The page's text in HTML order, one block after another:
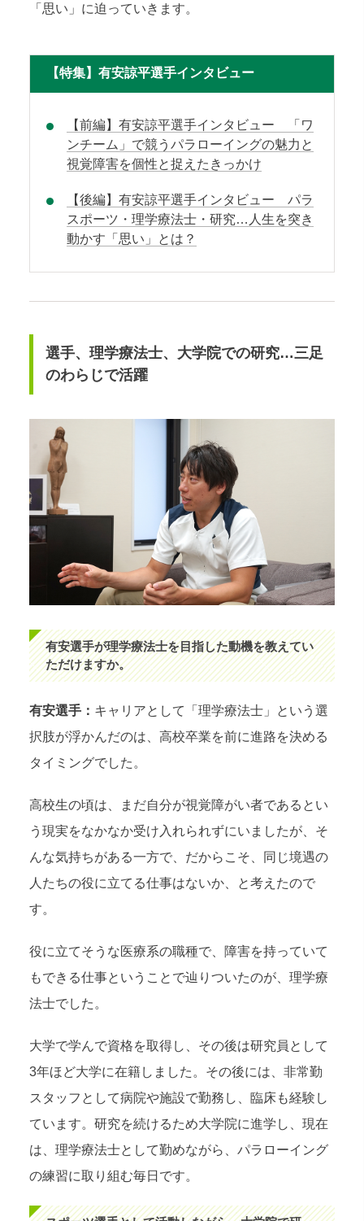
「思い」に迫っていきます。
【特集】有安諒平選手インタビュー
【前編】有安諒平選手インタビュー 「ワ
ンチーム」で競うパラローイングの魅力と
視覚障害を個性と捉えたきっかけ
【後編】有安諒平選手インタビュー パラ
スポーツ・理学療法士・研究…人生を突き
動かす「思い」とは？
選手、理学療法士、大学院での研究…三足
のわらじで活躍
有安選手が理学療法士を目指した動機を教えてい
ただけますか。
有安選手： キャリアとして「理学療法士」という選
択肢が浮かんだのは、高校卒業を前に進路を決める
タイミングでした。
高校生の頃は、まだ自分が視覚障がい者であるとい
う現実をなかなか受け入れられずにいましたが、そ
んな気持ちがある一方で、だからこそ、同じ境遇の
人たちの役に立てる仕事はないか、と考えたので
す。
役に立てそうな医療系の職種で、障害を持っていて
もできる仕事ということで辿りついたのが、理学療
法士でした。
大学で学んで資格を取得し、その後は研究員として
3年ほど大学に在籍しました。その後には、非常勤
スタッフとして病院や施設で勤務し、臨床も経験し
ています。研究を続けるため大学院に進学し、現在
は、理学療法士として勤めながら、パラローイング
の練習に取り組む毎日です。